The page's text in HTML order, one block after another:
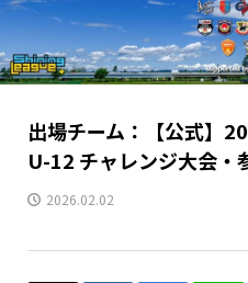
出場チーム：【公式】
U-12 チャレンジ大会・
2026.02.02